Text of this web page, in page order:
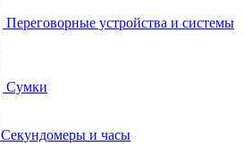
Переговорные устройства и системы
Сумки
Секундомеры и часы